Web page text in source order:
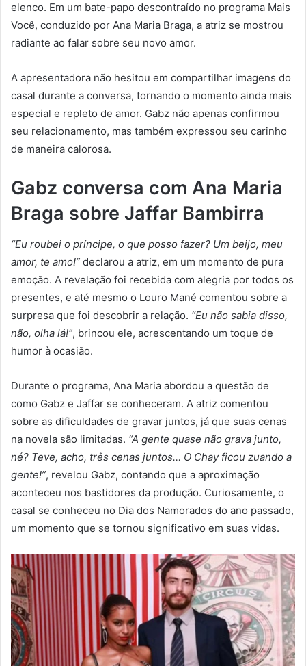
elenco. Em um bate-papo descontraído no programa Mais
Você, conduzido por Ana Maria Braga, a atriz se mostrou
radiante ao falar sobre seu novo amor.
A apresentadora não hesitou em compartilhar imagens do
casal durante a conversa, tornando o momento ainda mais
especial e repleto de amor. Gabz não apenas confirmou
seu relacionamento, mas também expressou seu carinho
de maneira calorosa.
Gabz conversa com Ana Maria
Braga sobre Jaffar Bambirra
“Eu roubei o príncipe, o que posso fazer? Um beijo, meu
amor, te amo!” declarou a atriz, em um momento de pura
emoção. A revelação foi recebida com alegria por todos os
presentes, e até mesmo o Louro Mané comentou sobre a
surpresa que foi descobrir a relação. “Eu não sabia disso,
não, olha lá!”, brincou ele, acrescentando um toque de
humor à ocasião.
Durante o programa, Ana Maria abordou a questão de
como Gabz e Jaffar se conheceram. A atriz comentou
sobre as dificuldades de gravar juntos, já que suas cenas
na novela são limitadas. “A gente quase não grava junto,
né? Teve, acho, três cenas juntos… O Chay ficou zuando a
gente!”, revelou Gabz, contando que a aproximação
aconteceu nos bastidores da produção. Curiosamente, o
casal se conheceu no Dia dos Namorados do ano passado,
um momento que se tornou significativo em suas vidas.